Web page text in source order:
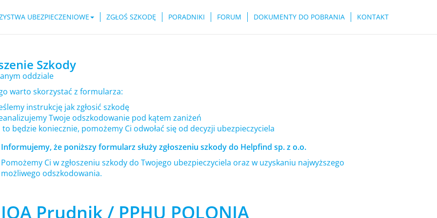
UBEZPIECZENIOWE ZGŁOŚ SZKODĘ PORADNIKI FORUM DOKUMENTY DO POBRANIA KONTAKT
Szkody
oddziale
warto skorzystać z formularza:
instrukcję jak zgłosić szkodę
Twoje odszkodowanie pod kątem zaniżeń
będzie koniecznie, pomożemy Ci odwołać się od decyzji ubezpieczyciela
Informujemy, że poniższy formularz służy zgłoszeniu szkody do Helpfind sp. z o.o.
Pomożemy Ci w zgłoszeniu szkody do Twojego ubezpieczyciela oraz w uzyskaniu najwyższego
możliwego odszkodowania.
Prudnik / PPHU POLONIA